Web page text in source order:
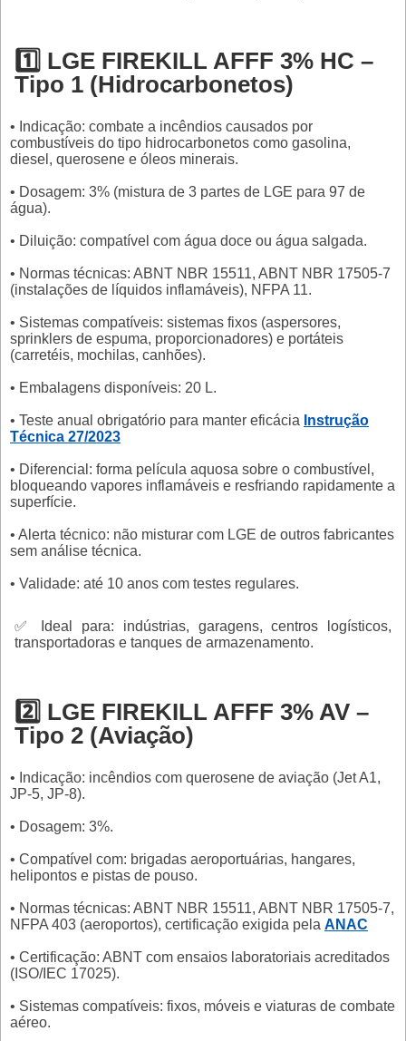
1️⃣ LGE FIREKILL AFFF 3% HC –
Tipo 1 (Hidrocarbonetos)
• Indicação: combate a incêndios causados por
combustíveis do tipo hidrocarbonetos como gasolina,
diesel, querosene e óleos minerais.
• Dosagem: 3% (mistura de 3 partes de LGE para 97 de
água).
• Diluição: compatível com água doce ou água salgada.
• Normas técnicas: ABNT NBR 15511, ABNT NBR 17505-7
(instalações de líquidos inflamáveis), NFPA 11.
• Sistemas compatíveis: sistemas fixos (aspersores,
sprinklers de espuma, proporcionadores) e portáteis
(carretéis, mochilas, canhões).
• Embalagens disponíveis: 20 L.
• Teste anual obrigatório para manter eficácia Instrução
Técnica 27/2023
• Diferencial: forma película aquosa sobre o combustível,
bloqueando vapores inflamáveis e resfriando rapidamente a
superfície.
• Alerta técnico: não misturar com LGE de outros fabricantes
sem análise técnica.
• Validade: até 10 anos com testes regulares.
✅ Ideal para: indústrias, garagens, centros logísticos,
transportadoras e tanques de armazenamento.
2️⃣ LGE FIREKILL AFFF 3% AV –
Tipo 2 (Aviação)
• Indicação: incêndios com querosene de aviação (Jet A1,
JP-5, JP-8).
• Dosagem: 3%.
• Compatível com: brigadas aeroportuárias, hangares,
helipontos e pistas de pouso.
• Normas técnicas: ABNT NBR 15511, ABNT NBR 17505-7,
NFPA 403 (aeroportos), certificação exigida pela ANAC
• Certificação: ABNT com ensaios laboratoriais acreditados
(ISO/IEC 17025).
• Sistemas compatíveis: fixos, móveis e viaturas de combate
aéreo.